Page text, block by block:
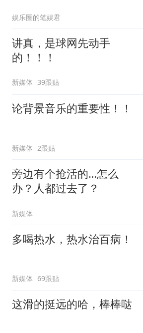
娱乐圈的笔娱君
讲真，是球网先动手
的！！！
新媒体 39跟贴
论背景音乐的重要性！！
新媒体 2跟贴
旁边有个抢活的…怎么
办？人都过去了？
新媒体
多喝热水，热水治百病！
新媒体 69跟贴
这滑的挺远的哈，棒棒哒